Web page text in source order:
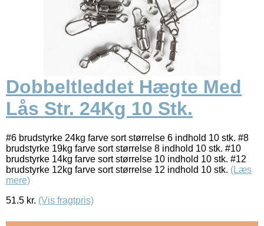
Dobbeltleddet Hægte Med
Lås Str. 24Kg 10 Stk.
#6 brudstyrke 24kg farve sort størrelse 6 indhold 10 stk. #8
brudstyrke 19kg farve sort størrelse 8 indhold 10 stk. #10
brudstyrke 14kg farve sort størrelse 10 indhold 10 stk. #12
brudstyrke 12kg farve sort størrelse 12 indhold 10 stk. (Læs
mere)
51.5 kr. (Vis fragtpris)